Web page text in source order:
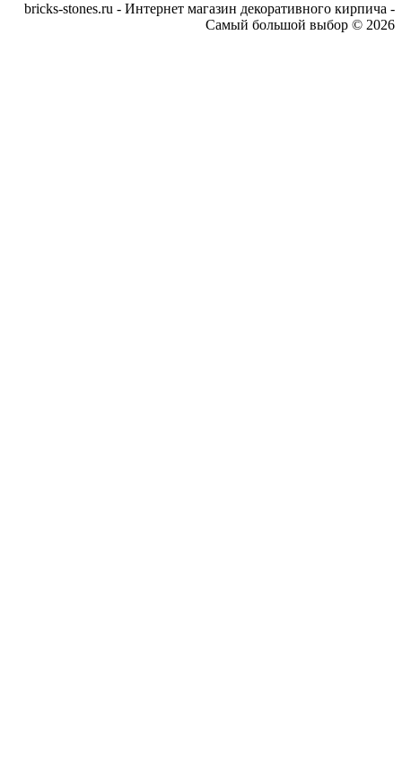
bricks-stones.ru - Интернет магазин декоративного кирпича -
Самый большой выбор © 2026